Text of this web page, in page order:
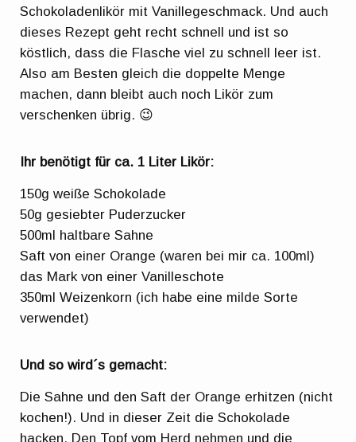
Schokoladenlikör mit Vanillegeschmack. Und auch
dieses Rezept geht recht schnell und ist so
köstlich, dass die Flasche viel zu schnell leer ist.
Also am Besten gleich die doppelte Menge
machen, dann bleibt auch noch Likör zum
verschenken übrig. 😉
Ihr benötigt für ca. 1 Liter Likör:
150g weiße Schokolade
50g gesiebter Puderzucker
500ml haltbare Sahne
Saft von einer Orange (waren bei mir ca. 100ml)
das Mark von einer Vanilleschote
350ml Weizenkorn (ich habe eine milde Sorte
verwendet)
Und so wird´s gemacht:
Die Sahne und den Saft der Orange erhitzen (nicht
kochen!). Und in dieser Zeit die Schokolade
hacken. Den Topf vom Herd nehmen und die